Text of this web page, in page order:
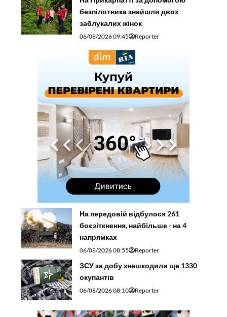
безпілотника знайшли двох
заблукалих жінок
06/08/2026 09:45 Reporter
На передовій відбулося 261
боєзіткнення, найбільше - на 4
напрямках
06/08/2026 08:55 Reporter
ЗСУ за добу знешкодили ще 1330
окупантів
06/08/2026 08:10 Reporter